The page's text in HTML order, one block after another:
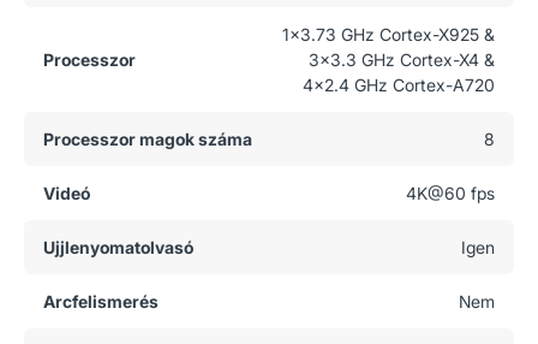
Processzor
1x3.73 GHz Cortex-X925 &
3x3.3 GHz Cortex-X4 &
4x2.4 GHz Cortex-A720
Processzor magok száma 8
Videó 4K@60 fps
Ujjlenyomatolvasó Igen
Arcfelismerés Nem